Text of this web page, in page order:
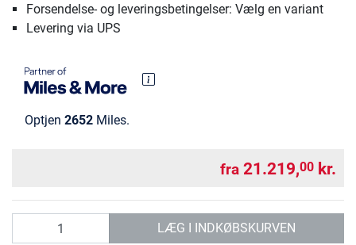
Forsendelse- og leveringsbetingelser: Vælg en variant
Levering via UPS
Optjen 2652 Miles.
fra 21.219,00 kr.
LÆG I INDKØBSKURVEN